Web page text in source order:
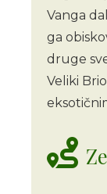
Vanga
ga
druge
Veliki